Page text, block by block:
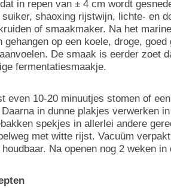
in repen van ± 4 cm wordt
shaoxing rijstwijn, lichte- en
of smaakmaker. Na het
gehangen op een koele, droge,
De smaak is eerder zoet
fermentatiesmaakje.
even 10-20 minuutjes stomen of
in dunne plakjes verwerken
spekjes in allerlei andere
met witte rijst. Vacuüm
Na openen nog 2 weken